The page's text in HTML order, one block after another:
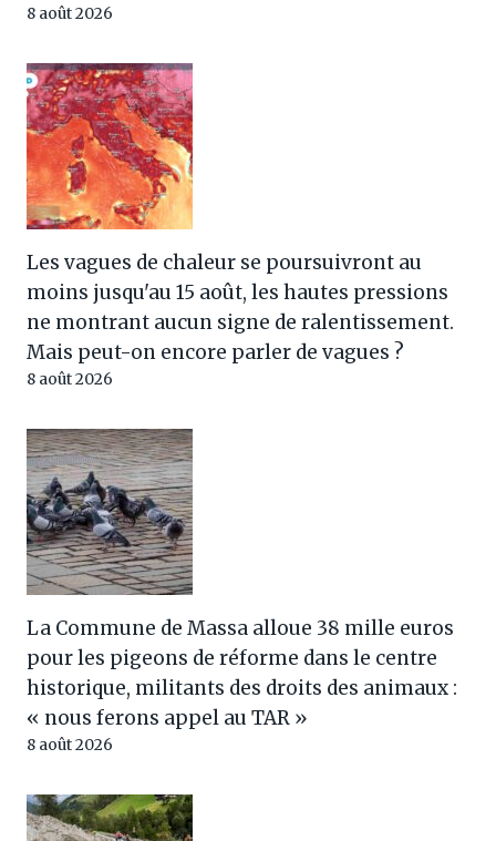
8 août 2026
Les vagues de chaleur se poursuivront au
moins jusqu'au 15 août, les hautes pressions
ne montrant aucun signe de ralentissement.
Mais peut-on encore parler de vagues ?
8 août 2026
La Commune de Massa alloue 38 mille euros
pour les pigeons de réforme dans le centre
historique, militants des droits des animaux :
« nous ferons appel au TAR »
8 août 2026